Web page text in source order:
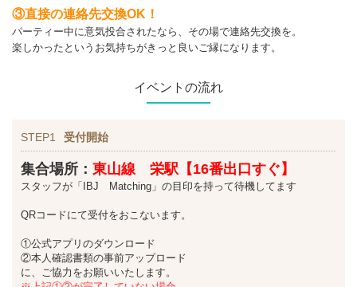
③直接の連絡先交換OK！
パーティー中に意気投合されたなら、その場で連絡先交換を。
楽しかったというお気持ちがきっと良いご縁になります。
イベントの流れ
STEP1 受付開始
集合場所： 東山線 栄駅【16番出口すぐ】
スタッフが「IBJ Matching」の目印を持って待機してます
QRコードにて受付をおこないます。
①公式アプリのダウンロード
②本人確認書類の事前アップロード
に、ご協力をお願いいたします。